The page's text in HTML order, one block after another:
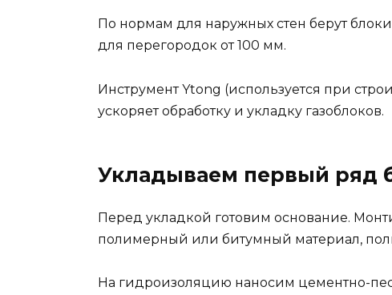
По нормам для наружных стен берут
для перегородок от 100 мм.
Инструмент Ytong (используется при
ускоряет обработку и укладку газоблоков.
Укладываем первый ряд
Перед укладкой готовим основание.
полимерный или битумный материал,
На гидроизоляцию наносим цементно-